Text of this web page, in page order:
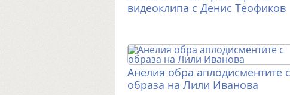
видеоклипа с Денис Теофиков
Анелия обра аплодисментите с
образа на Лили Иванова